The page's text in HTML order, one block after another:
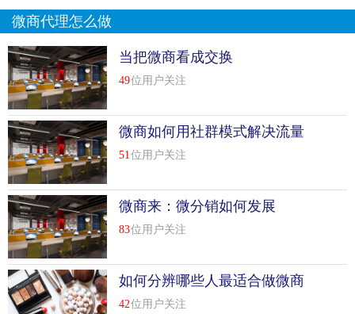
微商代理怎么做
当把微商看成交换
49位用户关注
微商如何用社群模式解决流量
问题
51 位用户关注
微商来：微分销如何发展
83位用户关注
如何分辨哪些人最适合做微商
代理
42位用户关注